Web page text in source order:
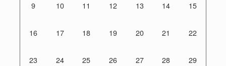
9 10 11 12 13 14 15
16 17 18 19 20 21 22
23 24 25 26 27 28 29